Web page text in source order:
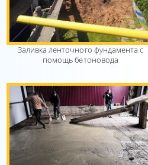
Заливка ленточного фундамента с
помощь бетоновода